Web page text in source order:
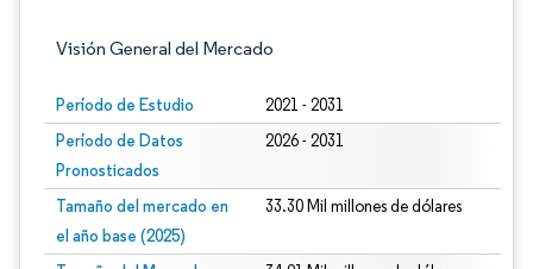
Visión General del Mercado
Período de Estudio 2021 - 2031
Período de Datos
Pronosticados
2026 - 2031
Tamaño del mercado en
el año base (2025)
33.30 Mil millones de dólares